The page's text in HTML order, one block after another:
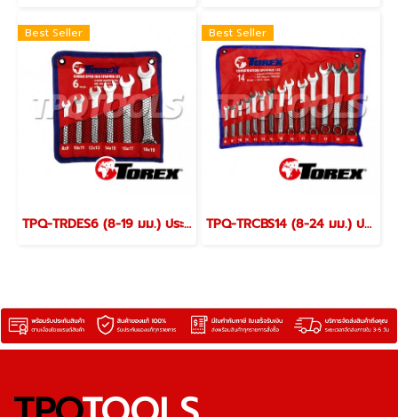
Best Seller
TPQ-TRDES6 (8-19 มม.) ประแจปากตายชุด 6 ตัว TOREX
Best Seller
TPQ-TRCBS14 (8-24 มม.) ประแจแหวนข้างปากตายชุด 14 ตัว TOREX